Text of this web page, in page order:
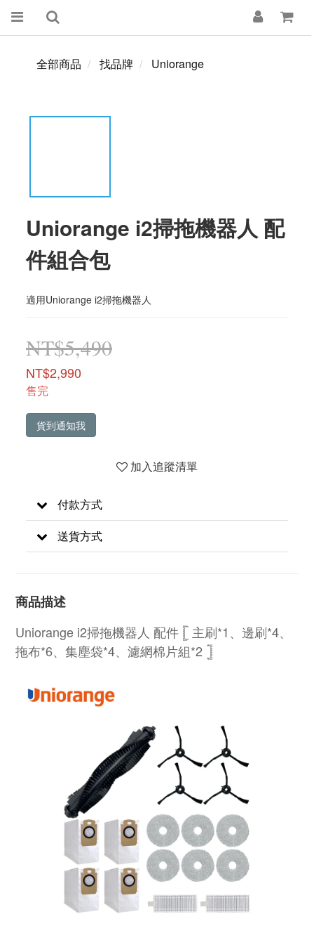
全部商品 找品牌 Uniorange
Uniorange i2掃拖機器人 配
件組合包
適用Uniorange i2掃拖機器人
NT$5,490
NT$2,990
售完
貨到通知我
加入追蹤清單
付款方式
送貨方式
商品描述
Uniorange i2掃拖機器人 配件 𓊈 主刷*1、邊刷*4、
拖布*6、集塵袋*4、濾網棉片組*2 𓊉